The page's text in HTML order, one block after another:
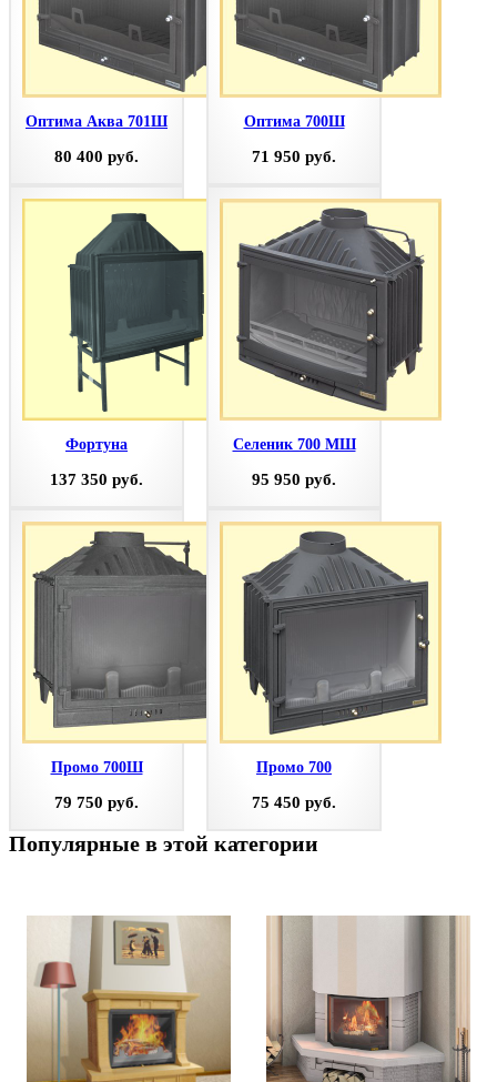
Оптима Аква 701Ш
80 400 руб.
Оптима 700Ш
71 950 руб.
Фортуна
137 350 руб.
Селеник 700 МШ
95 950 руб.
Промо 700Ш
79 750 руб.
Промо 700
75 450 руб.
Популярные в этой категории